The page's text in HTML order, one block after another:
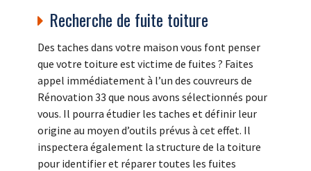
Recherche de fuite toiture
Des taches dans votre maison vous font penser
que votre toiture est victime de fuites ? Faites
appel immédiatement à l’un des couvreurs de
Rénovation 33 que nous avons sélectionnés pour
vous. Il pourra étudier les taches et définir leur
origine au moyen d’outils prévus à cet effet. Il
inspectera également la structure de la toiture
pour identifier et réparer toutes les fuites